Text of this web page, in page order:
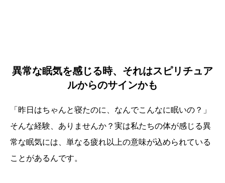
異常な眠気を感じる時、それはスピリチュア
ルからのサインかも
「昨日はちゃんと寝たのに、なんでこんなに眠いの？」
そんな経験、ありませんか？実は私たちの体が感じる異
常な眠気には、単なる疲れ以上の意味が込められている
ことがあるんです。